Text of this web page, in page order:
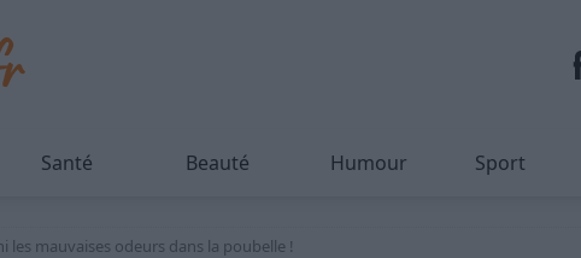
Santé Beauté Humour Sport
les mauvaises odeurs dans la poubelle !